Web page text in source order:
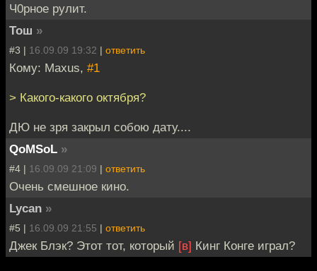
Ч0рное рулит.
Тош »
#3 | 16.09.09 19:32 | ответить
Кому: Maxus, #1
> Какого-какого октября?
ДЮ не зря закрыл собою дату....
QoMSoL »
#4 | 16.09.09 21:09 | ответить
Очень смешное кино.
Lycan »
#5 | 16.09.09 21:55 | ответить
Джек Блэк? Этот тот, который [в] Кинг Конге играл?